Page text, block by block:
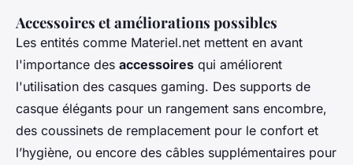
Accessoires et améliorations possibles
Les entités comme Materiel.net mettent en avant
l'importance des accessoires qui améliorent
l'utilisation des casques gaming. Des supports de
casque élégants pour un rangement sans encombre,
des coussinets de remplacement pour le confort et
l’hygiène, ou encore des câbles supplémentaires pour